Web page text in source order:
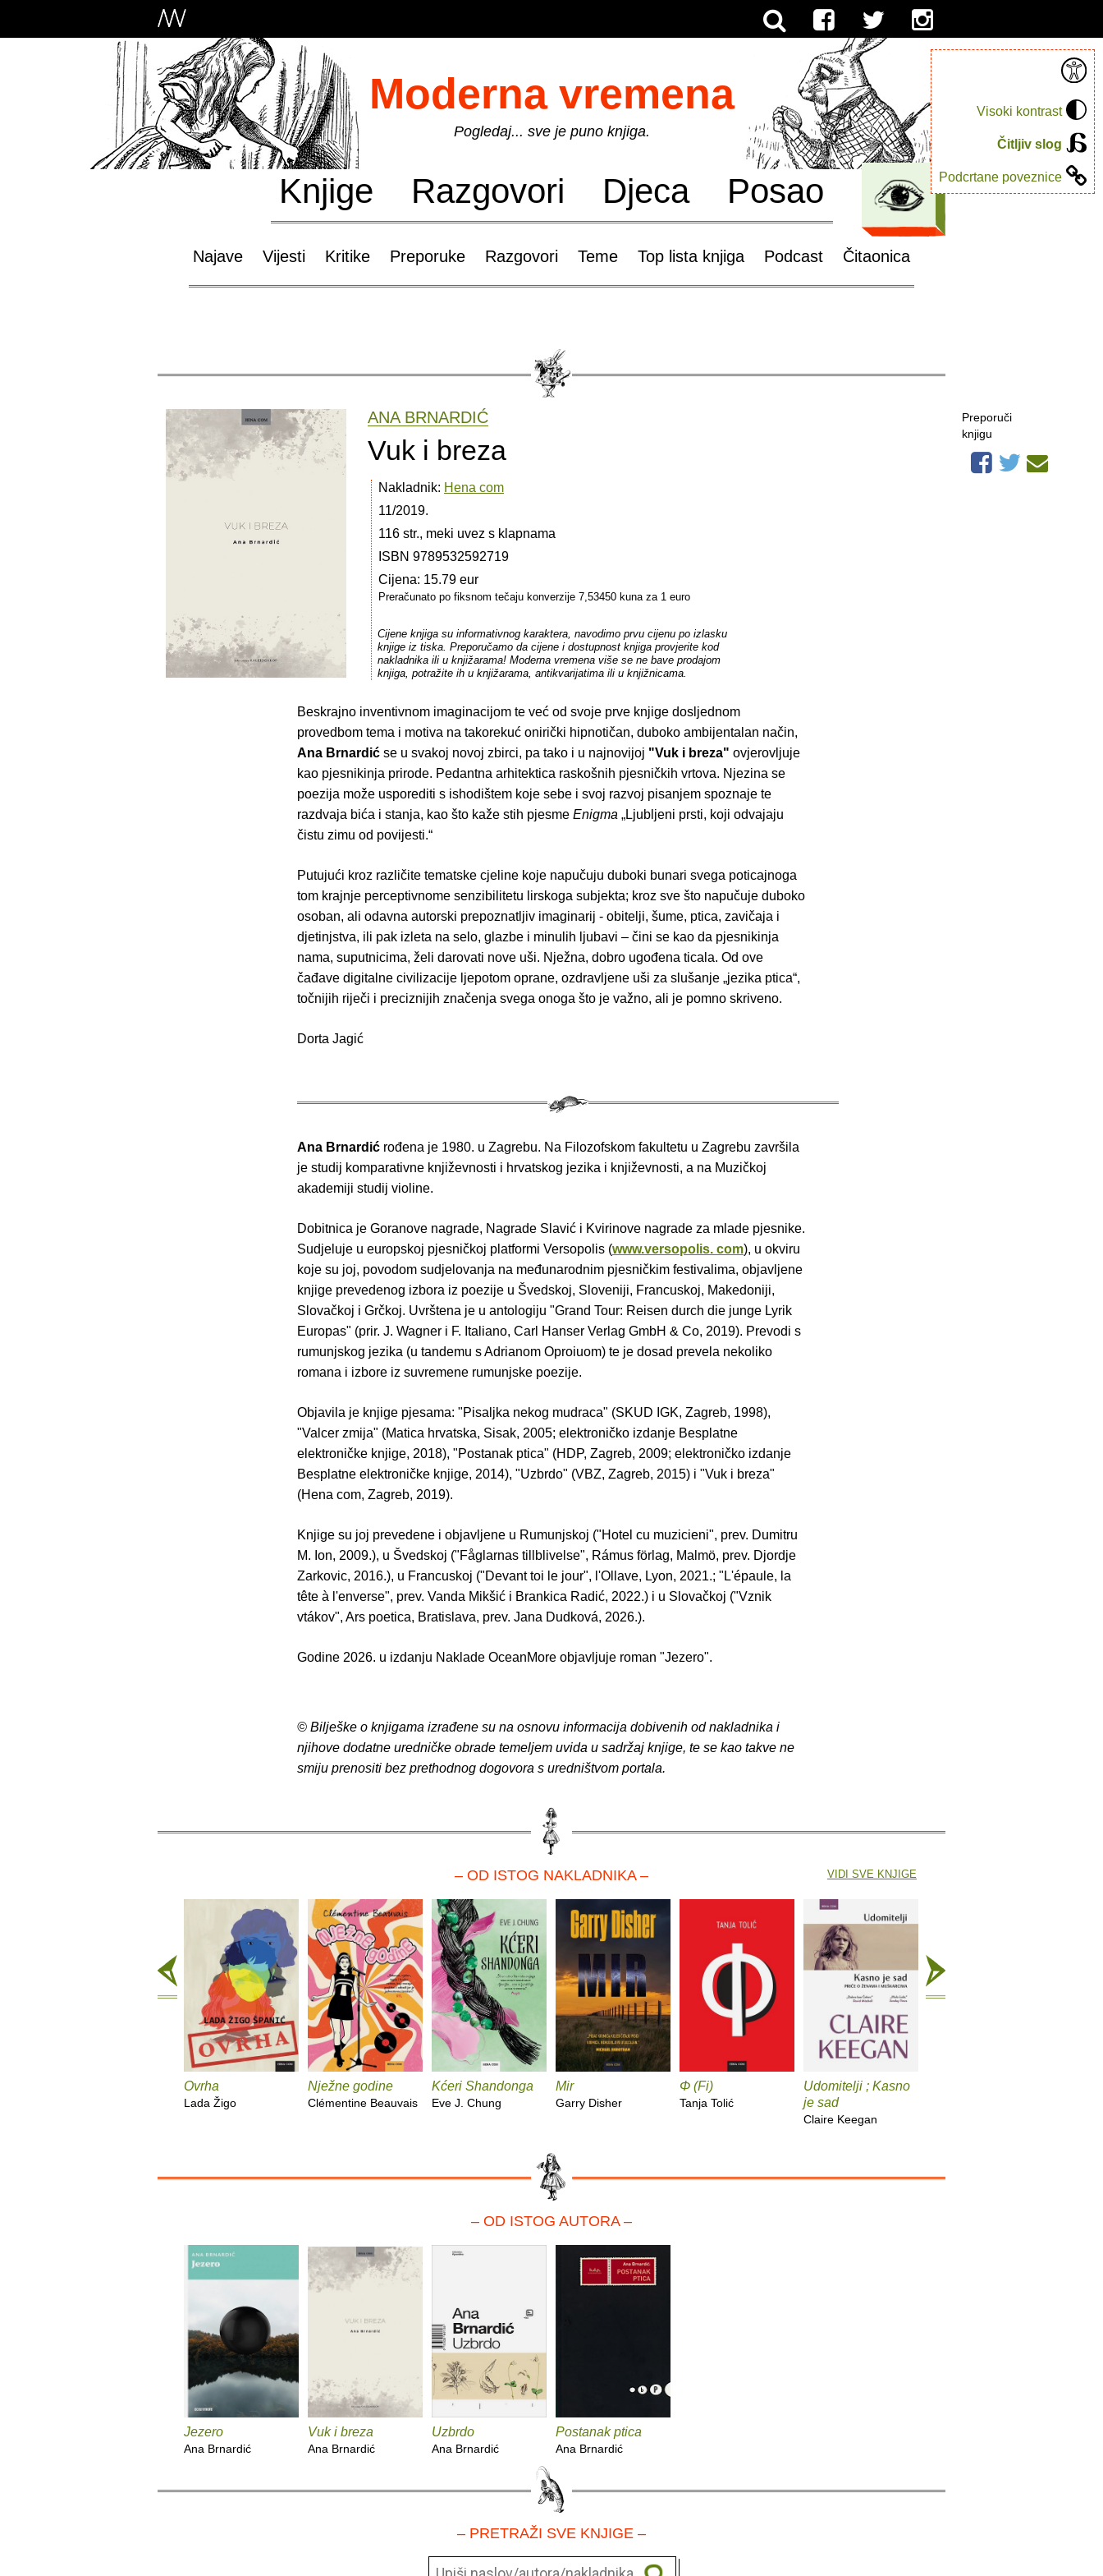
Visoki kontrast
Čitljiv slog
Podcrtane poveznice
Moderna vremena
Pogledaj... sve je puno knjiga.
Knjige Razgovori Djeca Posao
Najave Vijesti Kritike Preporuke Razgovori Teme Top lista knjiga Podcast Čitaonica
ANA BRNARDIĆ
Vuk i breza
Nakladnik: Hena com
11/2019.
116 str., meki uvez s klapnama
ISBN 9789532592719
Cijena: 15.79 eur
Preračunato po fiksnom tečaju konverzije 7,53450 kuna za 1 euro
Cijene knjiga su informativnog karaktera, navodimo prvu cijenu po izlasku
knjige iz tiska. Preporučamo da cijene i dostupnost knjiga provjerite kod
nakladnika ili u knjižarama! Moderna vremena više se ne bave prodajom
knjiga, potražite ih u knjižarama, antikvarijatima ili u knjižnicama.
Beskrajno inventivnom imaginacijom te već od svoje prve knjige dosljednom
provedbom tema i motiva na takorekuć onirički hipnotičan, duboko ambijentalan način,
Ana Brnardić se u svakoj novoj zbirci, pa tako i u najnovijoj "Vuk i breza" ovjerovljuje
kao pjesnikinja prirode. Pedantna arhitektica raskošnih pjesničkih vrtova. Njezina se
poezija može usporediti s ishodištem koje sebe i svoj razvoj pisanjem spoznaje te
razdvaja bića i stanja, kao što kaže stih pjesme Enigma „Ljubljeni prsti, koji odvajaju
čistu zimu od povijesti.“
Putujući kroz različite tematske cjeline koje napučuju duboki bunari svega poticajnoga
tom krajnje perceptivnome senzibilitetu lirskoga subjekta; kroz sve što napučuje duboko
osoban, ali odavna autorski prepoznatljiv imaginarij - obitelji, šume, ptica, zavičaja i
djetinjstva, ili pak izleta na selo, glazbe i minulih ljubavi – čini se kao da pjesnikinja
nama, suputnicima, želi darovati nove uši. Nježna, dobro ugođena ticala. Od ove
čađave digitalne civilizacije ljepotom oprane, ozdravljene uši za slušanje „jezika ptica“,
točnijih riječi i preciznijih značenja svega onoga što je važno, ali je pomno skriveno.
Dorta Jagić
Ana Brnardić rođena je 1980. u Zagrebu. Na Filozofskom fakultetu u Zagrebu završila
je studij komparativne književnosti i hrvatskog jezika i književnosti, a na Muzičkoj
akademiji studij violine.
Dobitnica je Goranove nagrade, Nagrade Slavić i Kvirinove nagrade za mlade pjesnike.
Sudjeluje u europskoj pjesničkoj platformi Versopolis (www.versopolis. com), u okviru
koje su joj, povodom sudjelovanja na međunarodnim pjesničkim festivalima, objavljene
knjige prevedenog izbora iz poezije u Švedskoj, Sloveniji, Francuskoj, Makedoniji,
Slovačkoj i Grčkoj. Uvrštena je u antologiju "Grand Tour: Reisen durch die junge Lyrik
Europas" (prir. J. Wagner i F. Italiano, Carl Hanser Verlag GmbH & Co, 2019). Prevodi s
rumunjskog jezika (u tandemu s Adrianom Oproiuom) te je dosad prevela nekoliko
romana i izbore iz suvremene rumunjske poezije.
Objavila je knjige pjesama: "Pisaljka nekog mudraca" (SKUD IGK, Zagreb, 1998),
"Valcer zmija" (Matica hrvatska, Sisak, 2005; elektroničko izdanje Besplatne
elektroničke knjige, 2018), "Postanak ptica" (HDP, Zagreb, 2009; elektroničko izdanje
Besplatne elektroničke knjige, 2014), "Uzbrdo" (VBZ, Zagreb, 2015) i "Vuk i breza"
(Hena com, Zagreb, 2019).
Knjige su joj prevedene i objavljene u Rumunjskoj ("Hotel cu muzicieni", prev. Dumitru
M. Ion, 2009.), u Švedskoj ("Fåglarnas tillblivelse", Rámus förlag, Malmö, prev. Djordje
Zarkovic, 2016.), u Francuskoj ("Devant toi le jour", l'Ollave, Lyon, 2021.; "L'épaule, la
tête à l'enverse", prev. Vanda Mikšić i Brankica Radić, 2022.) i u Slovačkoj ("Vznik
vtákov", Ars poetica, Bratislava, prev. Jana Dudková, 2026.).
Godine 2026. u izdanju Naklade OceanMore objavljuje roman "Jezero".
© Bilješke o knjigama izrađene su na osnovu informacija dobivenih od nakladnika i
njihove dodatne uredničke obrade temeljem uvida u sadržaj knjige, te se kao takve ne
smiju prenositi bez prethodnog dogovora s uredništvom portala.
Preporuči
knjigu
– OD ISTOG NAKLADNIKA –
Ovrha
Lada Žigo
Nježne godine
Clémentine Beauvais
Kćeri Shandonga
Eve J. Chung
Mir
Garry Disher
Φ (Fi)
Tanja Tolić
Udomitelji ; Kasno
je sad
Claire Keegan
VIDI SVE KNJIGE
– OD ISTOG AUTORA –
Jezero
Ana Brnardić
Vuk i breza
Ana Brnardić
Uzbrdo
Ana Brnardić
Postanak ptica
Ana Brnardić
– PRETRAŽI SVE KNJIGE –